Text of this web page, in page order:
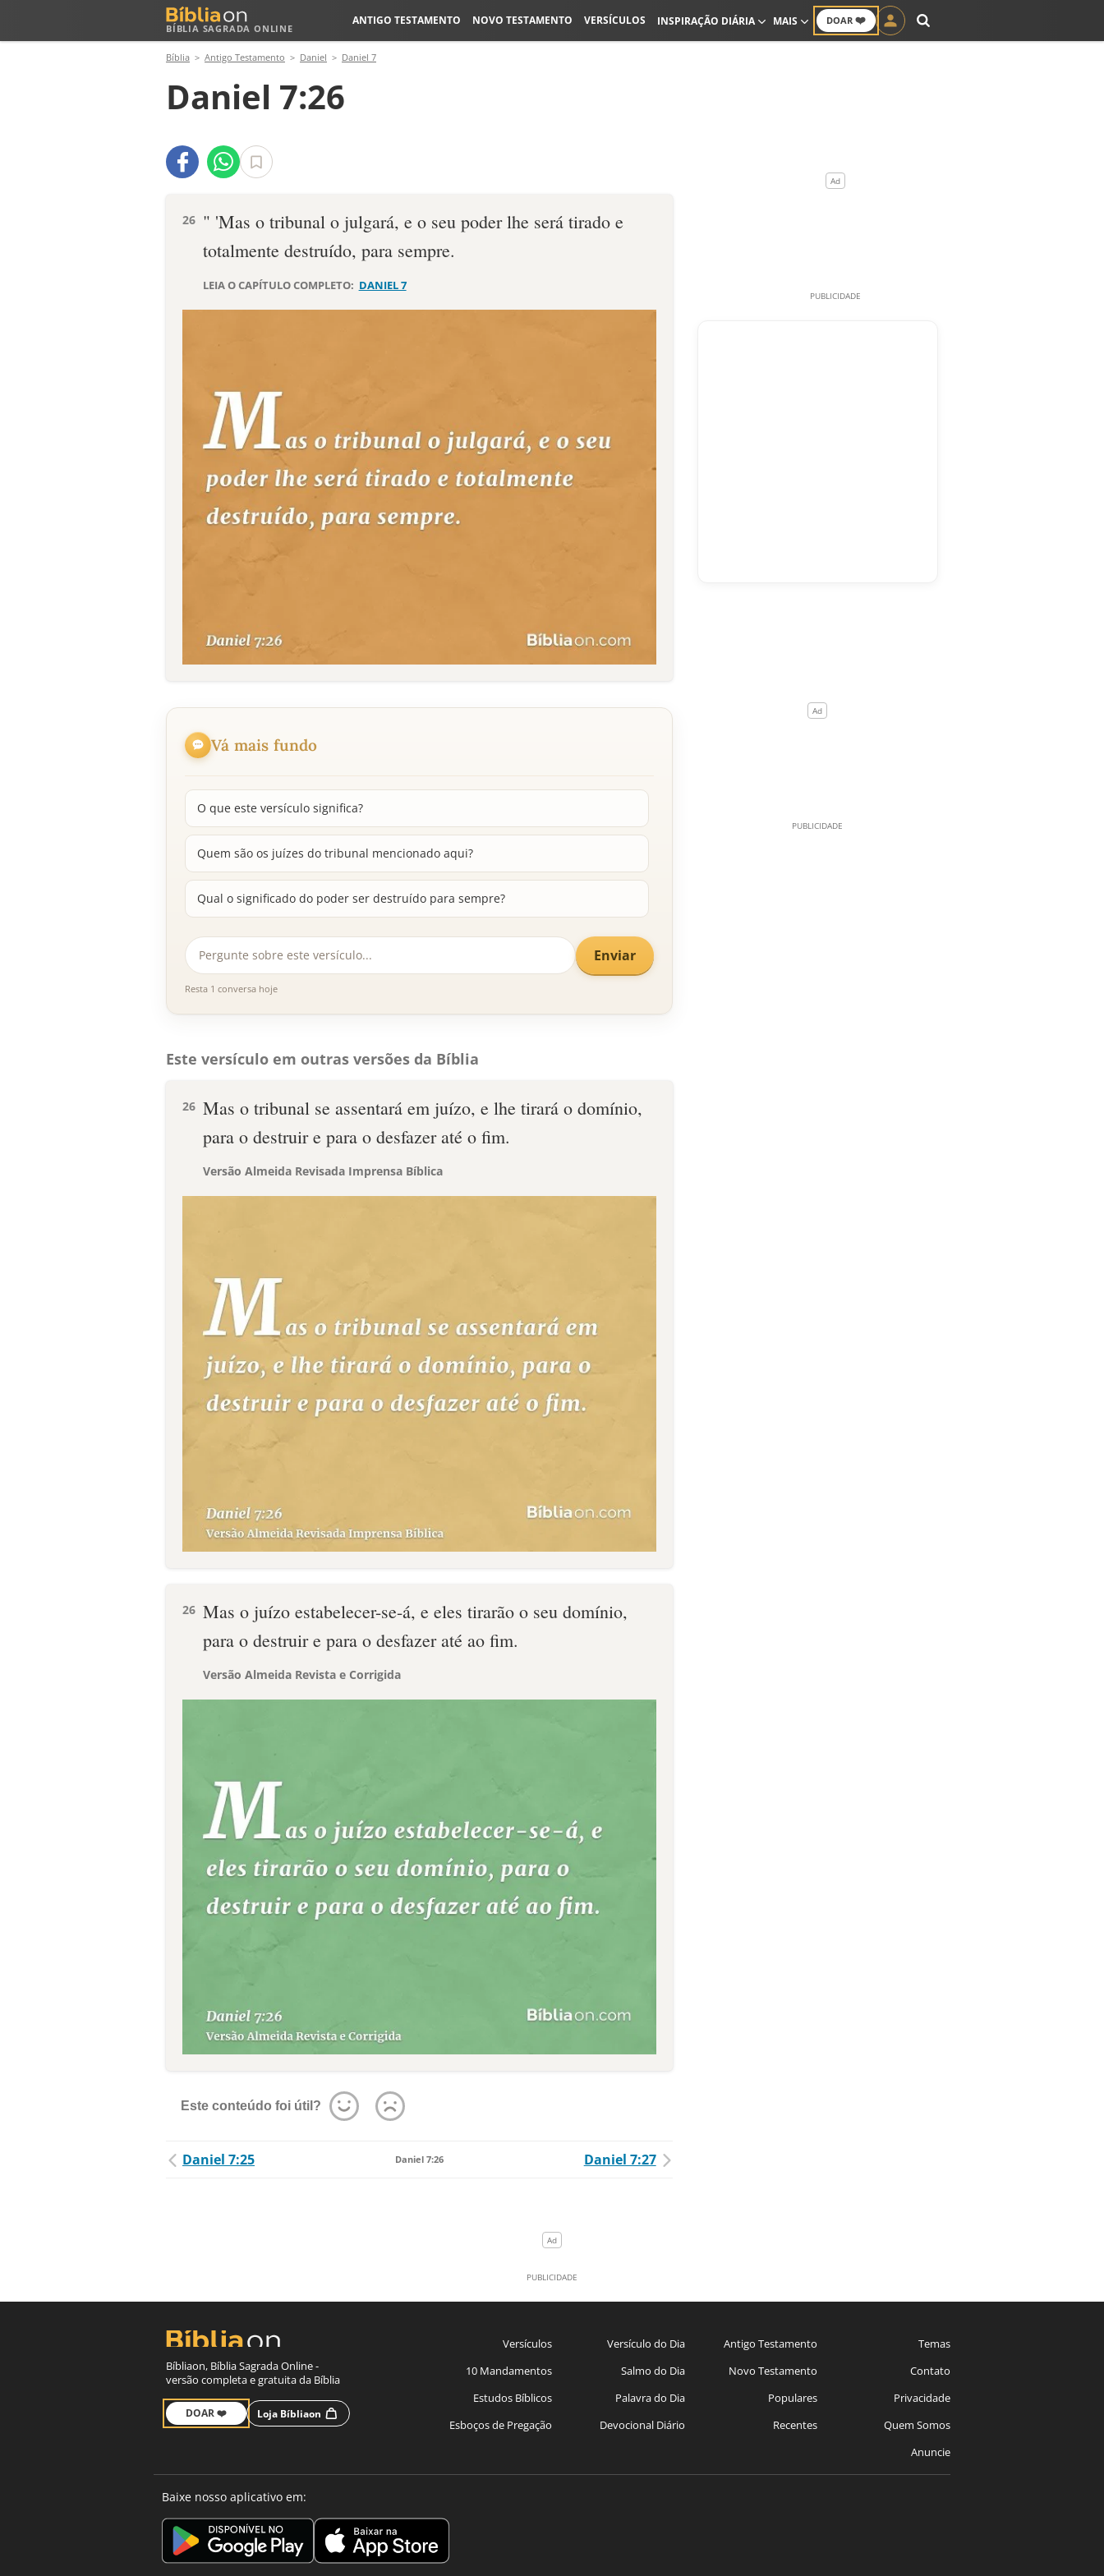
BÍBLIA SAGRADA ONLINE
DOAR ❤️
ANTIGO TESTAMENTO NOVO TESTAMENTO VERSÍCULOS INSPIRAÇÃO DIÁRIA MAIS
Bíblia Antigo Testamento Daniel Daniel 7
Daniel 7:26
26 " 'Mas o tribunal o julgará, e o seu poder lhe será tirado e
totalmente destruído, para sempre.
LEIA O CAPÍTULO COMPLETO: DANIEL 7
Vá mais fundo
O que este versículo significa?
Quem são os juízes do tribunal mencionado aqui?
Qual o significado do poder ser destruído para sempre?
Enviar
Resta 1 conversa hoje
Este versículo em outras versões da Bíblia
26 Mas o tribunal se assentará em juízo, e lhe tirará o domínio,
para o destruir e para o desfazer até o fim.
Versão Almeida Revisada Imprensa Bíblica
26 Mas o juízo estabelecer-se-á, e eles tirarão o seu domínio,
para o destruir e para o desfazer até ao fim.
Versão Almeida Revista e Corrigida
Este conteúdo foi útil?
Daniel 7:25 Daniel 7:26 Daniel 7:27
Bíbliaon, Bíblia Sagrada Online -
versão completa e gratuita da Bíblia
DOAR ❤️ Loja Bíbliaon
Versículos
10 Mandamentos
Estudos Bíblicos
Esboços de Pregação
Versículo do Dia
Salmo do Dia
Palavra do Dia
Devocional Diário
Antigo Testamento
Novo Testamento
Populares
Recentes
Temas
Contato
Privacidade
Quem Somos
Anuncie
Baixe nosso aplicativo em: